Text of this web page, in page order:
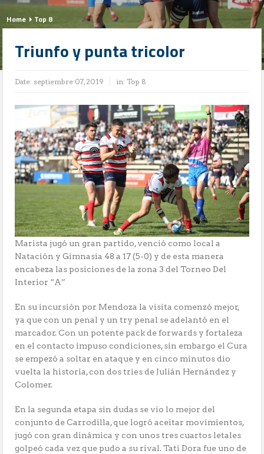
Home Top 8
Triunfo y punta tricolor
Date: septiembre 07, 2019 in: Top 8
Marista jugó un gran partido, venció como local a
Natación y Gimnasia 48 a 17 (5-0) y de esta manera
encabeza las posiciones de la zona 3 del Torneo Del
Interior “A”
En su incursión por Mendoza la visita comenzó mejor,
ya que con un penal y un try penal se adelantó en el
marcador. Con un potente pack de forwards y fortaleza
en el contacto impuso condiciones, sin embargo el Cura
se empezó a soltar en ataque y en cinco minutos dio
vuelta la historia, con dos tries de Julián Hernández y
Colomer.
En la segunda etapa sin dudas se vio lo mejor del
conjunto de Carrodilla, que logró aceitar movimientos,
jugó con gran dinámica y con unos tres cuartos letales
golpeó cada vez que pudo a su rival. Tati Dora fue uno de